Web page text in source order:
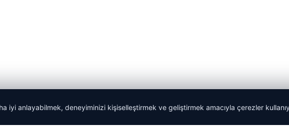
iyi anlayabilmek, deneyiminizi kişiselleştirmek ve geliştirmek amacıyla çerezler